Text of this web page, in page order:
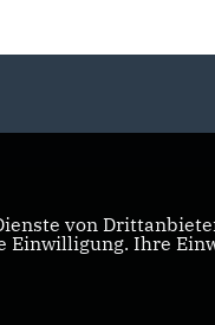
von
Einwilligung. Ihre